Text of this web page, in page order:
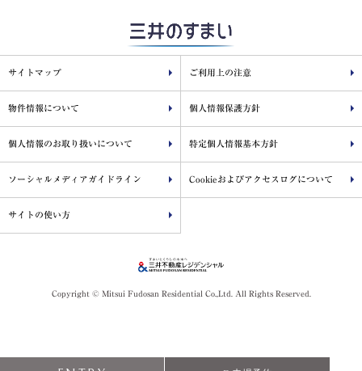
サイトマップ ご利用上の注意
物件情報について 個人情報保護方針
個人情報のお取り扱いについて 特定個人情報基本方針
ソーシャルメディアガイドライン Cookieおよびアクセスログについて
サイトの使い方
Copyright © Mitsui Fudosan Residential Co.,Ltd. All Rights Reserved.